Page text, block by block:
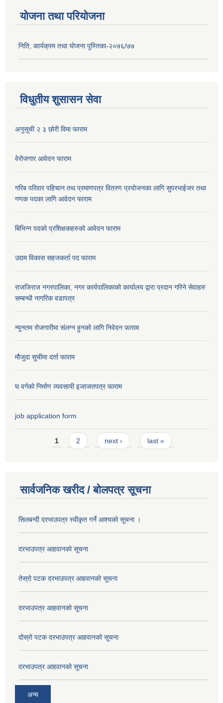
योजना तथा परियोजना
निति, कार्यक्रम तथा योजना पुस्तिका-२०७६/७७
विधुतीय शुसासन सेवा
अनुसूची २ ३ छोरी विमा फाराम
वेरोजगार आवेदन फाराम
गरिब परिवार पहिचान तथ प्रमाणपत्र वितरण प्रयोजनका लागि सुपरभाईजर तथा
गणक पदका लागि आवेदन फाराम
बिभिन्न पदको प्रशिक्षकहरुको आवेदन फाराम
उद्यम विकास सहजकर्ता पद फाराम
राजजिराज नगरपालिका, नगर कार्यपालिकाको कार्यालय द्वारा प्रदान गरिने सेवाहरु
सम्बन्धी नागरिक वडापत्र
न्यूनतम रोजगारीमा संलग्न हुनको लागि निवेदन फाराम
मौजुदा सुचीमा दर्ता फाराम
घ वर्गको निर्माण व्यवसायी इजाजतपत्र फाराम
job application form
Pages1 2 next › last »
सार्वजनिक खरीद / बोलपत्र सूचना
सिलबन्दी दरभाउपत्र स्वीकृत गर्ने आश्यको सूचना ।
दरभाउपत्र आहवानको सूचना
तेस्रो पटक दरभाउपत्र आहवानको सूचना
दरभाउपत्र आहवानको सूचना
दोस्रो पटक दरभाउपत्र आहवानको सूचना
दरभाउपत्र आहवानको सूचना
अन्य